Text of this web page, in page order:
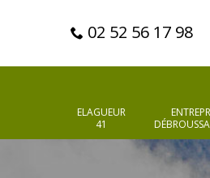
02 52 56 17 98
ELAGUEUR
41